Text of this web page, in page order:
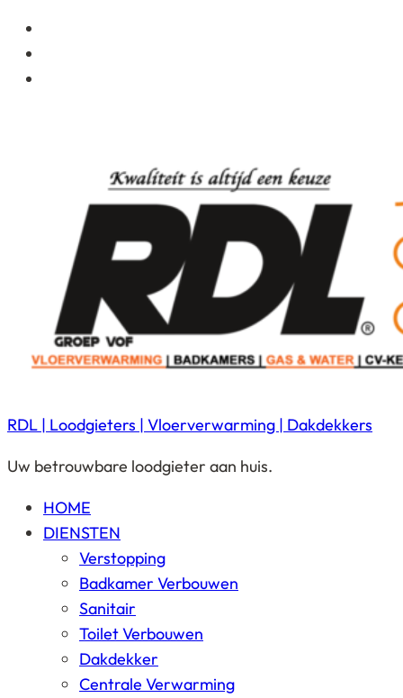
RDL | Loodgieters | Vloerverwarming | Dakdekkers
Uw betrouwbare loodgieter aan huis.
HOME
DIENSTEN
Verstopping
Badkamer Verbouwen
Sanitair
Toilet Verbouwen
Dakdekker
Centrale Verwarming